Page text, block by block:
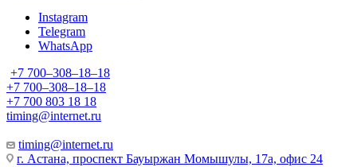
Instagram
Telegram
WhatsApp
+7 700‒308‒18‒18
+7 700‒308‒18‒18
+7 700 803 18 18
timing@internet.ru
timing@internet.ru
г. Астана, проспект Бауыржан Момышулы, 17а, офис 24